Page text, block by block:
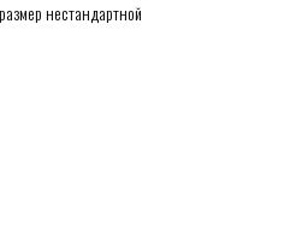
нестандартной